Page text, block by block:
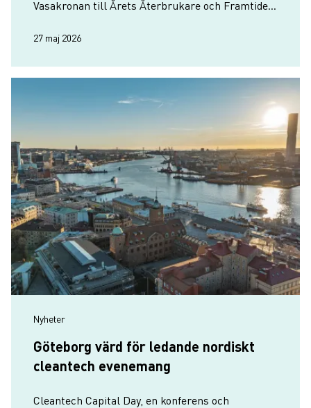
Vasakronan till Årets Återbrukare och Framtiden
27 maj 2026
Nyheter
Göteborg värd för ledande nordiskt
cleantech evenemang
Cleantech Capital Day, en konferens och